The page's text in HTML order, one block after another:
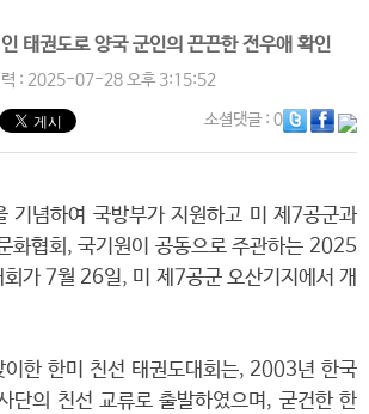
태권도로 양국 군인의 끈끈한 전우애 확인
력 : 2025-07-28 오후 3:15:52
소셜댓글: 0
기념하여 국방부가 지원하고 미 제7공군과
화협회, 국기원이 공동으로 주관하는 2025
가 7월 26일, 미 제7공군 오산기지에서 개
한 한미 친선 태권도대회는, 2003년 한국
단의 친선 교류로 출발하였으며, 굳건한 한